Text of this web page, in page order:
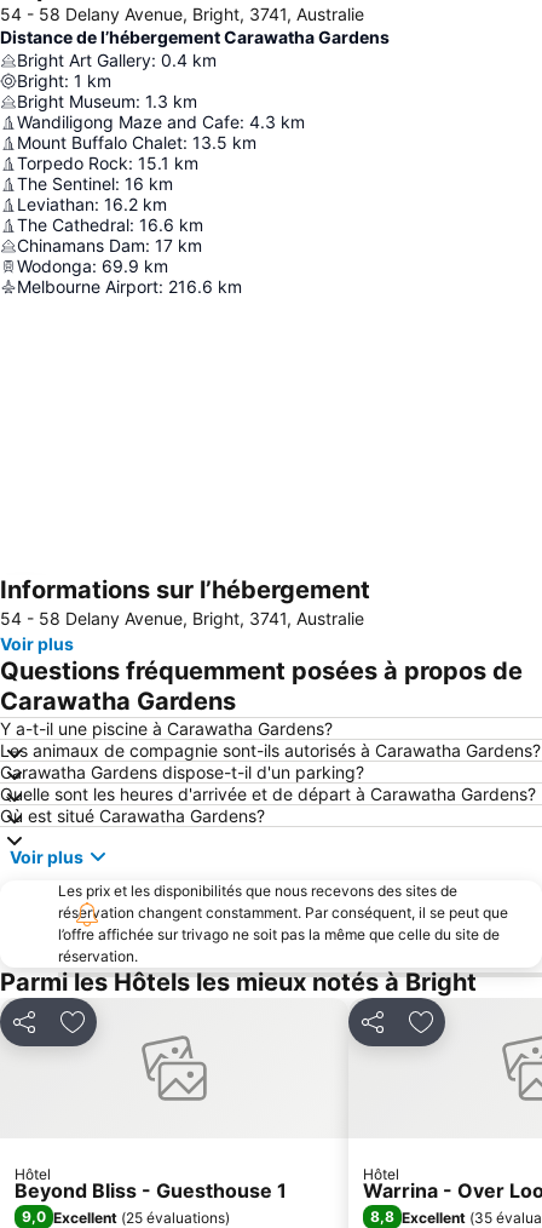
54 - 58 Delany Avenue, Bright, 3741, Australie
Distance de l’hébergement Carawatha Gardens
Bright Art Gallery: 0.4 km
Bright: 1 km
Bright Museum: 1.3 km
Wandiligong Maze and Cafe: 4.3 km
Mount Buffalo Chalet: 13.5 km
Torpedo Rock: 15.1 km
The Sentinel: 16 km
Leviathan: 16.2 km
The Cathedral: 16.6 km
Chinamans Dam: 17 km
Wodonga: 69.9 km
Melbourne Airport: 216.6 km
Agrandir la carte
Informations sur l’hébergement
54 - 58 Delany Avenue, Bright, 3741, Australie
Voir plus
Questions fréquemment posées à propos de
Carawatha Gardens
Y a-t-il une piscine à Carawatha Gardens?
Les animaux de compagnie sont-ils autorisés à Carawatha Gardens?
Carawatha Gardens dispose-t-il d'un parking?
Quelle sont les heures d'arrivée et de départ à Carawatha Gardens?
Où est situé Carawatha Gardens?
Voir plus
Les prix et les disponibilités que nous recevons des sites de
réservation changent constamment. Par conséquent, il se peut que
l’offre affichée sur trivago ne soit pas la même que celle du site de
réservation.
Parmi les Hôtels les mieux notés à Bright
PartagerAjouter à mes favoris
Hôtel
Beyond Bliss - Guesthouse 1
9,0 Excellent (25 évaluations)
PartagerAjouter à
Hôtel
Warrina - Over
8,8 Excellent (35